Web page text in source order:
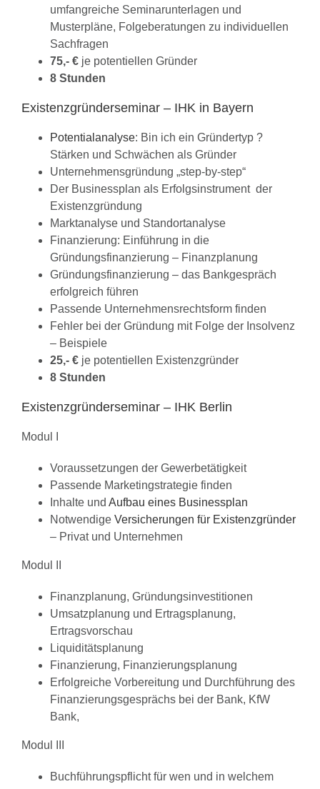
umfangreiche Seminarunterlagen und
Musterpläne, Folgeberatungen zu individuellen
Sachfragen
75,- € je potentiellen Gründer
8 Stunden
Existenzgründerseminar – IHK in Bayern
Potentialanalyse: Bin ich ein Gründertyp ?
Stärken und Schwächen als Gründer
Unternehmensgründung „step-by-step“
Der Businessplan als Erfolgsinstrument der
Existenzgründung
Marktanalyse und Standortanalyse
Finanzierung: Einführung in die
Gründungsfinanzierung – Finanzplanung
Gründungsfinanzierung – das Bankgespräch
erfolgreich führen
Passende Unternehmensrechtsform finden
Fehler bei der Gründung mit Folge der Insolvenz
– Beispiele
25,- € je potentiellen Existenzgründer
8 Stunden
Existenzgründerseminar – IHK Berlin
Modul I
Voraussetzungen der Gewerbetätigkeit
Passende Marketingstrategie finden
Inhalte und Aufbau eines Businessplan
Notwendige Versicherungen für Existenzgründer
– Privat und Unternehmen
Modul II
Finanzplanung, Gründungsinvestitionen
Umsatzplanung und Ertragsplanung,
Ertragsvorschau
Liquiditätsplanung
Finanzierung, Finanzierungsplanung
Erfolgreiche Vorbereitung und Durchführung des
Finanzierungsgesprächs bei der Bank, KfW
Bank,
Modul III
Buchführungspflicht für wen und in welchem